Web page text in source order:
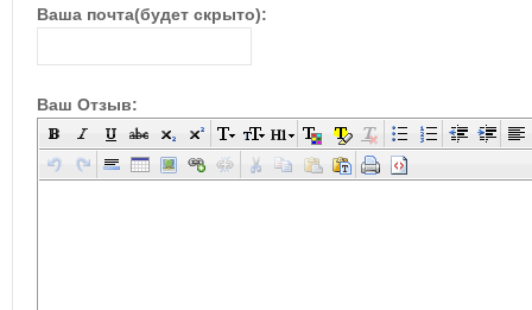
Ваша почта(будет скрыто):
Ваш Отзыв: